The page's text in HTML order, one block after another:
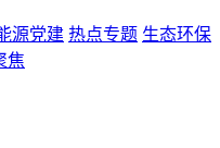
源党建 热点专题 生态环保
焦